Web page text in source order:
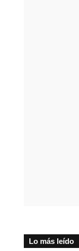
Lo más leído